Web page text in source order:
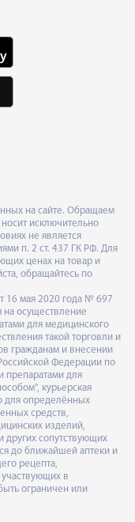
на сайте. Обращаем
носит исключительно
не является
п. 2 ст. 437 ГК РФ. Для
ценах на товар и
обращайтесь по
16 мая 2020 года № 697
осуществление
для медицинского
такой торговли и
гражданам и внесении
Федерации по
препаратами для
курьерская
для определённых
средств,
изделий,
других сопутствующих
до ближайшей аптеки и
рецепта,
в
ограничен или